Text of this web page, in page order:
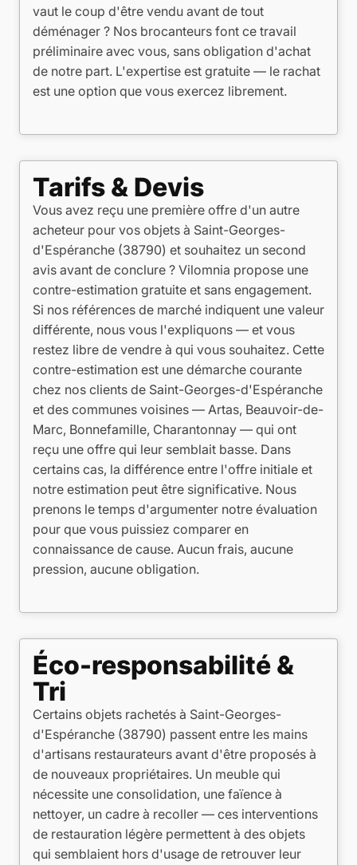
vaut le coup d'être vendu avant de tout
déménager ? Nos brocanteurs font ce travail
préliminaire avec vous, sans obligation d'achat
de notre part. L'expertise est gratuite — le rachat
est une option que vous exercez librement.
Tarifs & Devis
Vous avez reçu une première offre d'un autre
acheteur pour vos objets à Saint-Georges-
d'Espéranche (38790) et souhaitez un second
avis avant de conclure ? Vilomnia propose une
contre-estimation gratuite et sans engagement.
Si nos références de marché indiquent une valeur
différente, nous vous l'expliquons — et vous
restez libre de vendre à qui vous souhaitez. Cette
contre-estimation est une démarche courante
chez nos clients de Saint-Georges-d'Espéranche
et des communes voisines — Artas, Beauvoir-de-
Marc, Bonnefamille, Charantonnay — qui ont
reçu une offre qui leur semblait basse. Dans
certains cas, la différence entre l'offre initiale et
notre estimation peut être significative. Nous
prenons le temps d'argumenter notre évaluation
pour que vous puissiez comparer en
connaissance de cause. Aucun frais, aucune
pression, aucune obligation.
Éco-responsabilité &
Tri
Certains objets rachetés à Saint-Georges-
d'Espéranche (38790) passent entre les mains
d'artisans restaurateurs avant d'être proposés à
de nouveaux propriétaires. Un meuble qui
nécessite une consolidation, une faïence à
nettoyer, un cadre à recoller — ces interventions
de restauration légère permettent à des objets
qui semblaient hors d'usage de retrouver leur